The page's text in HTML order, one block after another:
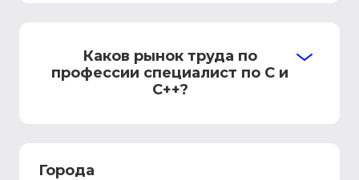
Каков рынок труда по
профессии специалист по C и
C++?
Города